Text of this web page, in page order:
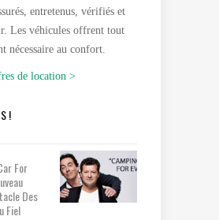
entretenus, vérifiés et
Les véhicules offrent tout
nécessaire au confort.
de location >
!
For
Des
Fiel